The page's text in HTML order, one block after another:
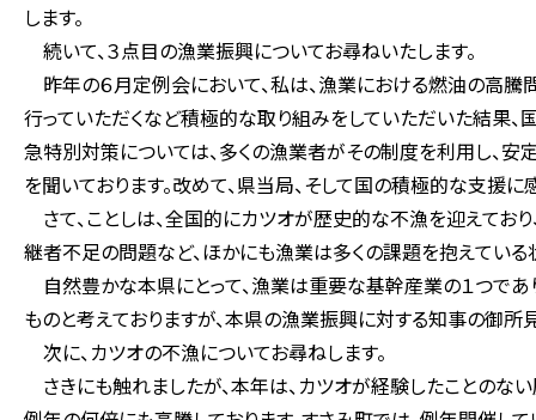
します。
続いて、３点目の漁業振興についてお尋ねいたします。
昨年の６月定例会において、私は、漁業における燃油の高
行っていただくなど積極的な取り組みをしていただいた結果、
急特別対策については、多くの漁業者がその制度を利用し、
を聞いております。改めて、県当局、そして国の積極的な支援に
さて、ことしは、全国的にカツオが歴史的な不漁を迎えてお
継者不足の問題など、ほかにも漁業は多くの課題を抱えている
自然豊かな本県にとって、漁業は重要な基幹産業の１つで
ものと考えておりますが、本県の漁業振興に対する知事の御所
次に、カツオの不漁についてお尋ねします。
さきにも触れましたが、本年は、カツオが経験したことのな